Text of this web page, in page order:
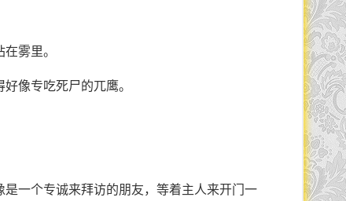
雾里。
像专吃死尸的兀鹰。
一个专诚来拜访的朋友，等着主人来开门一